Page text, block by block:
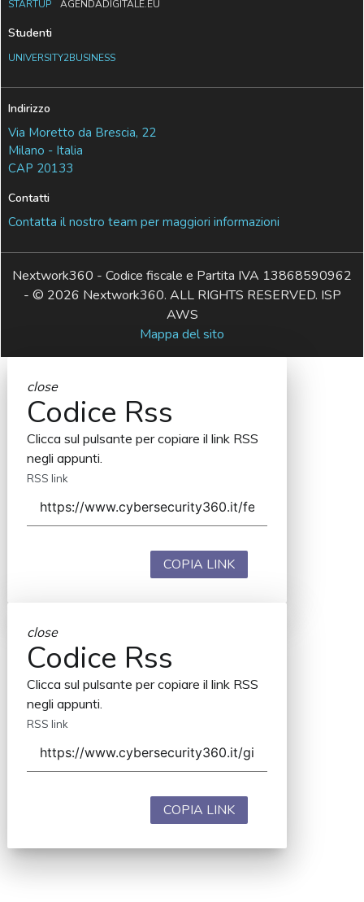
STARTUP
AGENDADIGITALE.EU
Studenti
UNIVERSITY2BUSINESS
Indirizzo
Via Moretto da Brescia, 22
Milano - Italia
CAP 20133
Contatti
Contatta il nostro team per maggiori informazioni
Nextwork360 - Codice fiscale e Partita IVA 13868590962
- © 2026 Nextwork360. ALL RIGHTS RESERVED. ISP
AWS
Mappa del sito
close
Codice Rss
Clicca sul pulsante per copiare il link RSS
negli appunti.
RSS link
COPIA LINK
close
Codice Rss
Clicca sul pulsante per copiare il link RSS
negli appunti.
RSS link
COPIA LINK